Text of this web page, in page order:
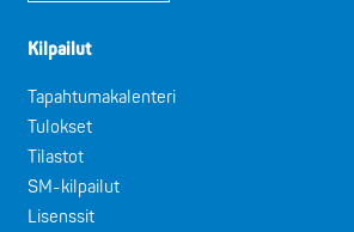
Kilpailut
Tapahtumakalenteri
Tulokset
Tilastot
SM-kilpailut
Lisenssit